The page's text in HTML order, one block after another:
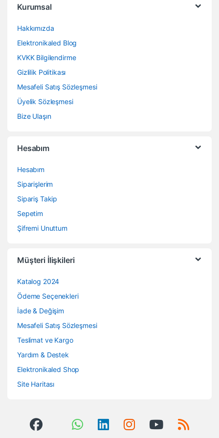
Kurumsal
Hakkımızda
Elektronikaled Blog
KVKK Bilgilendirme
Gizlilik Politikası
Mesafeli Satış Sözleşmesi
Üyelik Sözleşmesi
Bize Ulaşın
Hesabım
Hesabım
Siparişlerim
Sipariş Takip
Sepetim
Şifremi Unuttum
Müşteri İlişkileri
Katalog 2024
Ödeme Seçenekleri
İade & Değişim
Mesafeli Satış Sözleşmesi
Teslimat ve Kargo
Yardım & Destek
Elektronikaled Shop
Site Haritası